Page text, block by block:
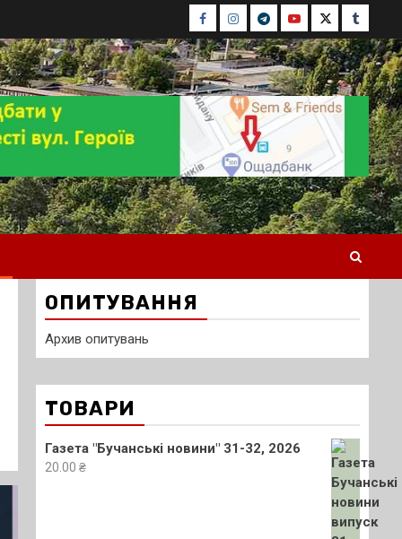
Facebook
Instagram
TelegramYoutubeTwitterTumblr
ОПИТУВАННЯ
Архив опитувань
ТОВАРИ
Газета "Бучанські новини" 31-32, 2026
20.00 ₴